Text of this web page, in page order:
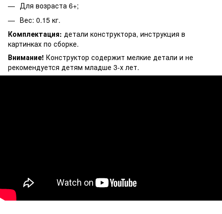
Для возраста 6+;
Вес: 0.15 кг.
Комплектация: детали конструктора, инструкция в
картинках по сборке.
Внимание! Конструктор содержит мелкие детали и не
рекомендуется детям младше 3-х лет.